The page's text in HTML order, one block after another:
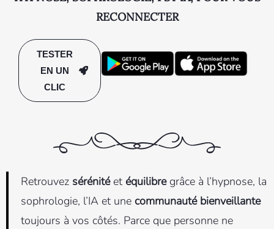
RECONNECTER
TESTER
EN UN
CLIC
Retrouvez sérénité et équilibre grâce à l’hypnose, la
sophrologie, l’IA et une communauté bienveillante
toujours à vos côtés. Parce que personne ne